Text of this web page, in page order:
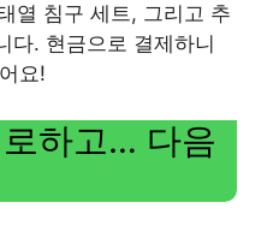
열 침구 세트, 그리고 추
다. 현금으로 결제하니
요!
하고… 다음